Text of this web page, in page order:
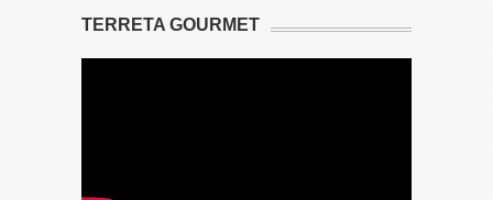
TERRETA GOURMET